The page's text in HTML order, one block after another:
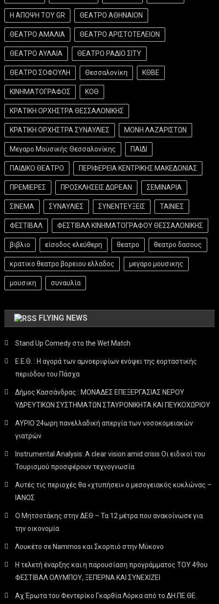
Η ΑΠΟΨΗ ΤΟΥ GR ΘΕΑΤΡΟ ΑΘΗΝΑΙΟΝ
ΘΕΑΤΡΟ ΑΜΑΛΙΑ ΘΕΑΤΡΟ ΑΡΙΣΤΟΤΕΛΕΙΟΝ
ΘΕΑΤΡΟ ΑΥΛΑΙΑ ΘΕΑΤΡΟ ΡΑΔΙΟ ΣΙΤΥ
ΘΕΑΤΡΟ ΣΟΦΟΥΛΗ Θεσσαλονίκη ΚΘΒΕ
ΚΙΝΗΜΑΤΟΓΡΑΦΟΣ ΚΟΘ
ΚΡΑΤΙΚΗ ΟΡΧΗΣΤΡΑ ΘΕΣΣΑΛΟΝΙΚΗΣ
ΚΡΑΤΙΚΗ ΟΡΧΗΣΤΡΑ ΣΥΝΑΥΛΙΕΣ ΜΟΝΗ ΛΑΖΑΡΙΣΤΩΝ
Μεγαρο Μουσικής Θεσσαλονίκης ΠΑΙΔΙ
ΠΑΙΔΙΚΟ ΘΕΑΤΡΟ ΠΕΡΙΦΕΡΕΙΑ ΚΕΝΤΡΙΚΗΣ ΜΑΚΕΔΟΝΙΑΣ
ΠΡΕΜΙΕΡΕΣ ΠΡΟΣΚΛΗΣΕΙΣ ΔΩΡΕΑΝ ΣΕΜΙΝΑΡΙΑ
ΣΙΝΕΜΑ ΣΥΝΑΥΛΙΕΣ ΣΥΝΕΝΤΕΥΞΕΙΣ ΤΑΙΝΙΕΣ
ΦΕΣΤΙΒΑΛ ΦΕΣΤΙΒΑΛ ΚΙΝΗΜΑΤΟΓΡΑΦΟΥ ΘΕΣΣΑΛΟΝΙΚΗΣ
βιβλιο είσοδος ελεύθερη θεατρο θεατρο δασους
κρατικο θεατρο βορειου ελλαδος μεγαρο μουσικης
μουσικη συναυλία
FLYING NEWS
Stand Up Comedy στο the Wet Match
Ε.Ε.Θ. : Η αγορά των αμνοεριφίων ενόψει της εορταστικής
περιόδου του Πάσχα
Δήμος Κασσάνδρας : ΜΟΝΑΔΕΣ ΕΠΕΞΕΡΓΑΣΙΑΣ ΝΕΡΟΥ
ΥΔΡΕΥΤΙΚΩΝ ΣΥΣΤΗΜΑΤΩΝ ΣΤΑΥΡΟΝΙΚΗΤΑ ΚΑΙ ΠΕΥΚΟΧΩΡΙΟΥ
ΑΥΡΙΟ 24ωρη πανελλαδική απεργία των νοσοκομειακών
γιατρών
Instrumental Analysis: A clear vision amid crisis Οι ειδικοί του
Τουρισμού προσφέρουν τεχνογνωσία
Αυτές τις περιοχές θα «χτυπήσει» ο μεσογειακός κυκλώνας –
ΙΑΝΟΣ
Ο Μητσοτάκης στην ΔΕΘ – Τα 12 μέτρα που ανακοίνωσε για
την οικονομία
Λουκέτο σε Nammos και Σκορπιό στην Μύκονο
Η τελετή έναρξης και η παρουσίαση προγράμματος ΤΟΥ 49ου
ΦΕΣΤΙΒΑΛ ΟΛΥΜΠΟΥ, ΞΕΠΕΡΝΑ ΚΑΙ ΣΥΝΕΧΙΖΕΙ
Αχ Έρωτα του Φεντερίκο Γκαρθία Λόρκα από το ΔΗ.ΠΕ.ΘΕ.